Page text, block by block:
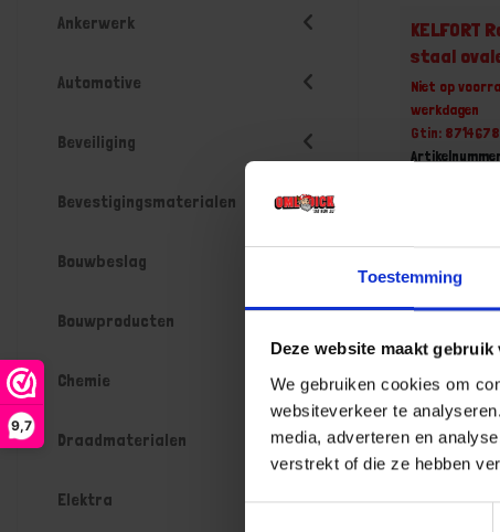
Toestemming
Deze website maakt gebruik
We gebruiken cookies om
websiteverkeer te
media, adverteren en
verstrekt of die ze hebben
9,7
Ankerwerk
Automotive
Beveiliging
Bevestigingsmaterialen
Bouwbeslag
Bouwproducten
Chemie
Draadmaterialen
Elektra
KELFORT
staal
Niet op
werkdagen
Gtin:
-
Bestel